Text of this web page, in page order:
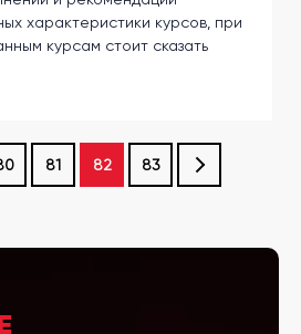
характеристики курсов, при
курсам стоит сказать
81 82 83